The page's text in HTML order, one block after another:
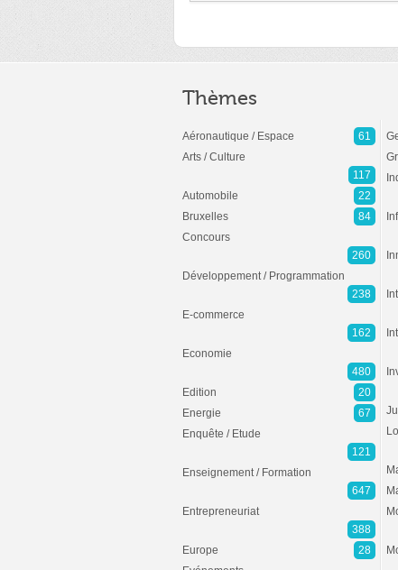
Thèmes
Aéronautique / Espace
61
Arts / Culture
117
Automobile
22
Bruxelles
84
Concours
260
Développement / Programmation
238
E-commerce
162
Economie
480
Edition
20
Energie
67
Enquête / Etude
121
Enseignement / Formation
647
Entrepreneuriat
388
Europe
28